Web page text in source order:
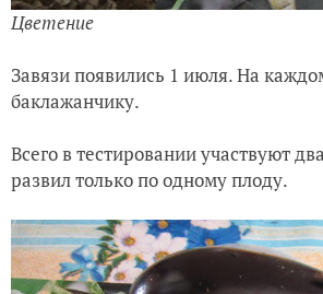
Цветение
Завязи появились 1 июля. На
баклажанчику.
Всего в тестировании участвуют
развил только по одному плоду.